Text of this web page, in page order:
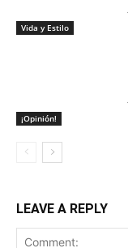
Vida y Estilo
¡Opinión!
LEAVE A REPLY